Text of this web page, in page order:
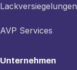
Lackversiegelungen
AVP Services
Unternehmen